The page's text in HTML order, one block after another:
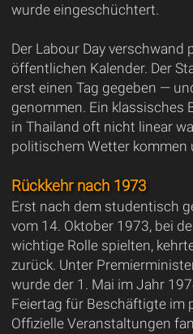
wurde eingeschüchtert.
Der Labour Day verschwand
öffentlichen Kalender. Der
erst einen Tag gegeben —
genommen. Ein klassisches
in Thailand oft nicht linear
politischem Wetter kommen
Rückkehr nach 1973
Erst nach dem studentisch
vom 14. Oktober 1973, bei
wichtige Rolle spielten,
zurück. Unter
wurde der 1. Mai im Jahr
Feiertag für Beschäftigte im
Offizielle Veranstaltungen